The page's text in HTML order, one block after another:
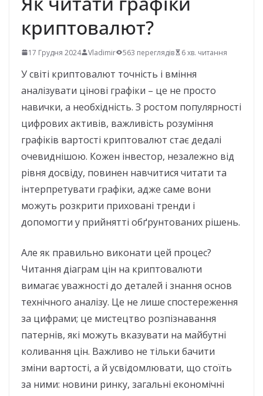
криптовалют?
17 Грудня 2024 Vladimir 563 переглядів 6 хв. читання
У світі криптовалют точність і вміння
аналізувати цінові графіки – це не просто
навички, а необхідність. З ростом популярності
цифрових активів, важливість розуміння
графіків вартості криптовалют стає дедалі
очевиднішою. Кожен інвестор, незалежно від
рівня досвіду, повинен навчитися читати та
інтерпретувати графіки, адже саме вони
можуть розкрити приховані тренди і
допомогти у прийнятті обґрунтованих рішень.
Але як правильно виконати цей процес?
Читання діаграм цін на криптовалюти
вимагає уважності до деталей і знання основ
технічного аналізу. Це не лише спостереження
за цифрами; це мистецтво розпізнавання
патернів, які можуть вказувати на майбутні
коливання цін. Важливо не тільки бачити
зміни вартості, а й усвідомлювати, що стоїть
за ними: новини ринку, загальні економічні